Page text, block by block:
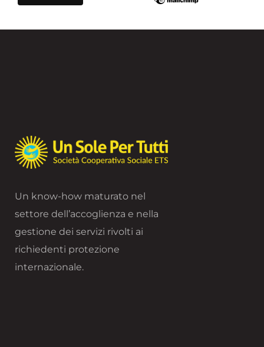
Un know-how maturato nel
settore dell’accoglienza e nella
gestione dei servizi rivolti ai
richiedenti protezione
internazionale.